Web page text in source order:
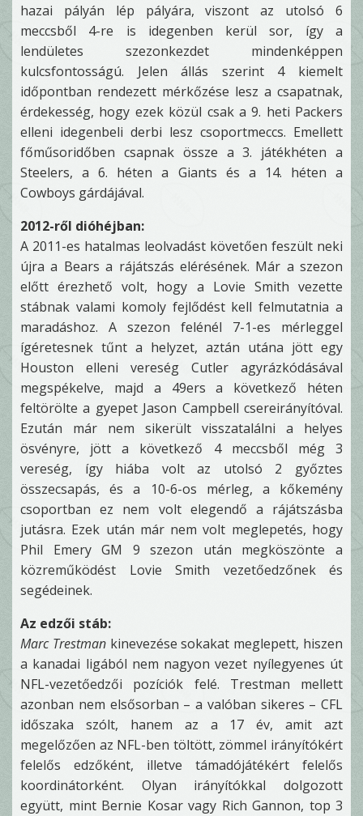
hazai pályán lép pályára, viszont az utolsó 6
meccsből 4-re is idegenben kerül sor, így a
lendületes szezonkezdet mindenképpen
kulcsfontosságú. Jelen állás szerint 4 kiemelt
időpontban rendezett mérkőzése lesz a csapatnak,
érdekesség, hogy ezek közül csak a 9. heti Packers
elleni idegenbeli derbi lesz csoportmeccs. Emellett
főműsoridőben csapnak össze a 3. játékhéten a
Steelers, a 6. héten a Giants és a 14. héten a
Cowboys gárdájával.
2012-ről dióhéjban:
A 2011-es hatalmas leolvadást követően feszült neki
újra a Bears a rájátszás elérésének. Már a szezon
előtt érezhető volt, hogy a Lovie Smith vezette
stábnak valami komoly fejlődést kell felmutatnia a
maradáshoz. A szezon felénél 7-1-es mérleggel
ígéretesnek tűnt a helyzet, aztán utána jött egy
Houston elleni vereség Cutler agyrázkódásával
megspékelve, majd a 49ers a következő héten
feltörölte a gyepet Jason Campbell csereirányítóval.
Ezután már nem sikerült visszatalálni a helyes
ösvényre, jött a következő 4 meccsből még 3
vereség, így hiába volt az utolsó 2 győztes
összecsapás, és a 10-6-os mérleg, a kőkemény
csoportban ez nem volt elegendő a rájátszásba
jutásra. Ezek után már nem volt meglepetés, hogy
Phil Emery GM 9 szezon után megköszönte a
közreműködést Lovie Smith vezetőedzőnek és
segédeinek.
Az edzői stáb:
Marc Trestmankinevezése sokakat meglepett, hiszen
a kanadai ligából nem nagyon vezet nyílegyenes út
NFL-vezetőedzői pozíciók felé. Trestman mellett
azonban nem elsősorban – a valóban sikeres – CFL
időszaka szólt, hanem az a 17 év, amit azt
megelőzően az NFL-ben töltött, zömmel irányítókért
felelős edzőként, illetve támadójátékért felelős
koordinátorként. Olyan irányítókkal dolgozott
együtt, mint Bernie Kosar vagy Rich Gannon, top 3